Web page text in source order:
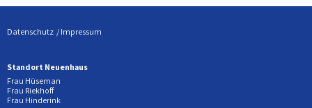
Datenschutz Impressum
Standort Neuenhaus
Frau Hüseman
Frau Riekhoff
Frau Hinderink